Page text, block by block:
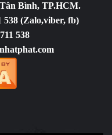
Bình, TP.HCM.
538 (Zalo,viber, fb)
538